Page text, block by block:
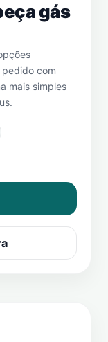
gás
com
mais simples
.